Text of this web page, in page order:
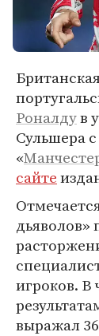
Роналдув
Сульшера
«
сайте
игроков. В
выражал